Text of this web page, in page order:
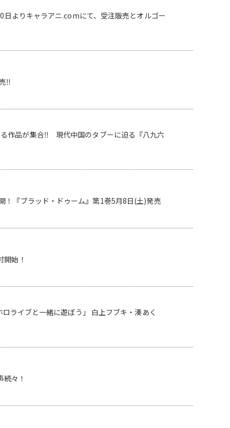
よりキャラアニ.comにて、受注販売とオルゴー
‼
作品が集合‼ 現代中国のタブーに迫る『八九六
！『ブラッド・ドゥーム』第1巻5月8日(土)発売
始！
ライブと一緒に遊ぼう」 白上フブキ・湊あく
々！